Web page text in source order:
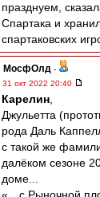
празднуем,
Спартака и
спартаковских
МосфОлд -
31 окт 2022 20:40
Карелин
Джульетта
рода Даль
с такой же
далёком сезоне
доме...